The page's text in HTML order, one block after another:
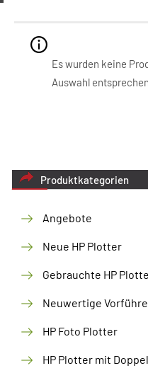
Es wurden keine
Auswahl
Produktkategorien
Angebote
Neue HP Plotter
Gebrauchte HP
Neuwertige
HP Foto Plotter
HP Plotter mit